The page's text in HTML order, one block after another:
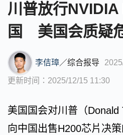
川普放行
国 美国会质疑
李佶璋／综合报导
更新时间：2025/12/15 11:30
美国国会对川普（
向中国出售H200芯片决